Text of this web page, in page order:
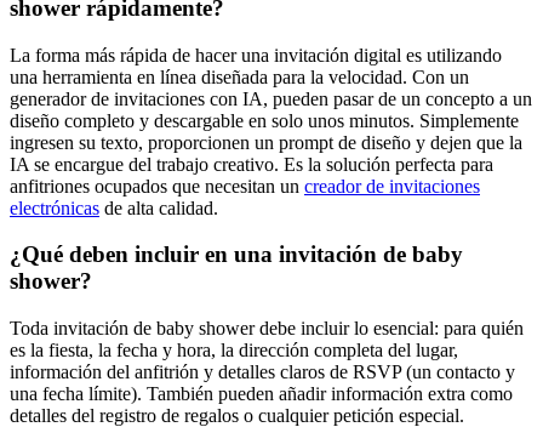
shower rápidamente?
La forma más rápida de hacer una invitación digital es utilizando
una herramienta en línea diseñada para la velocidad. Con un
generador de invitaciones con IA, pueden pasar de un concepto a un
diseño completo y descargable en solo unos minutos. Simplemente
ingresen su texto, proporcionen un prompt de diseño y dejen que la
IA se encargue del trabajo creativo. Es la solución perfecta para
anfitriones ocupados que necesitan un creador de invitaciones
electrónicas de alta calidad.
¿Qué deben incluir en una invitación de baby
shower?
Toda invitación de baby shower debe incluir lo esencial: para quién
es la fiesta, la fecha y hora, la dirección completa del lugar,
información del anfitrión y detalles claros de RSVP (un contacto y
una fecha límite). También pueden añadir información extra como
detalles del registro de regalos o cualquier petición especial.